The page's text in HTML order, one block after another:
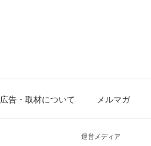
広告・取材について メルマガ
運営メディア